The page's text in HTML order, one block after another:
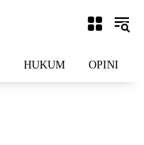
HUKUM OPINI